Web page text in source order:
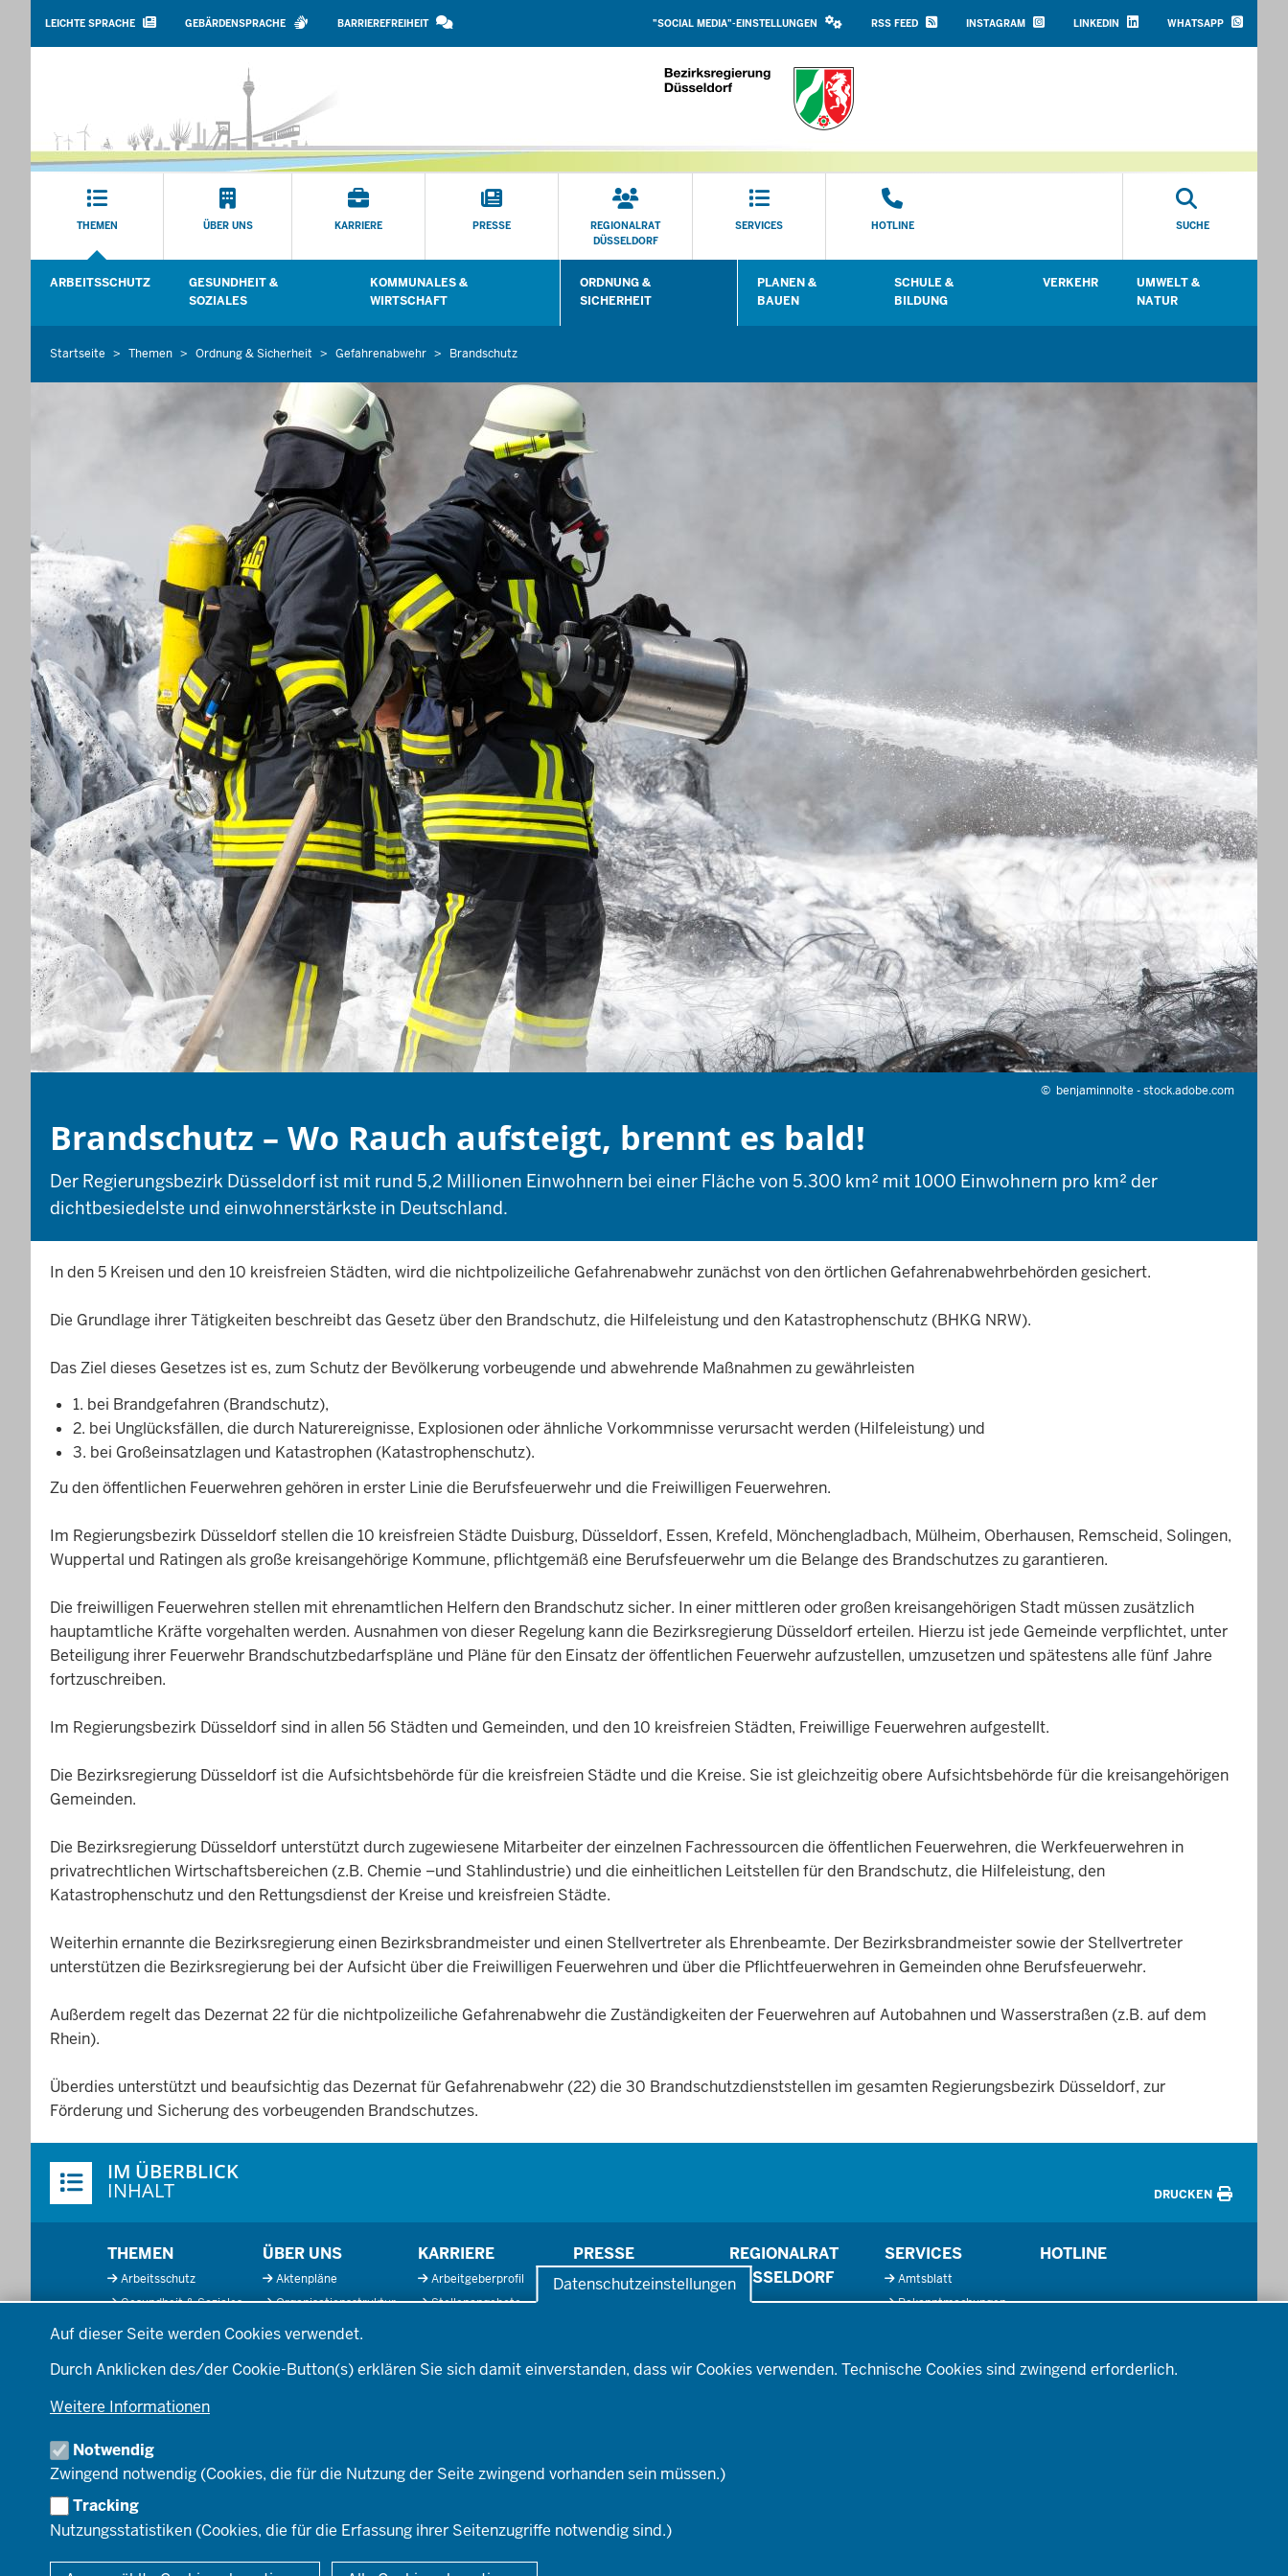
Datenschutzeinstellungen
Auf dieser Seite werden Cookies verwendet.
Durch Anklicken des/der Cookie-Button(s) erklären Sie sich damit einverstanden, dass wir Cookies verwenden. Technische Cookies sind zwingend erforderlich.
Weitere Informationen
Notwendig
Zwingend notwendig (Cookies, die für die Nutzung der Seite zwingend vorhanden sein müssen.)
Tracking
Nutzungsstatistiken (Cookies, die für die Erfassung ihrer Seitenzugriffe notwendig sind.)
Direkt zum Inhalt
SPRACHEN
LEICHTE SPRACHE GEBÄRDENSPRACHE BARRIEREFREIHEIT
MEDIA
"SOCIAL MEDIA"-EINSTELLUNGEN
TOPRSS FEED INSTAGRAM LINKEDIN WHATSAPP
Hauptmenü
THEMEN ÜBER UNS KARRIERE PRESSE
REGIONALRAT
DÜSSELDORF
SERVICES HOTLINE SUCHE
ARBEITSSCHUTZ
Untermenü öffnen
GESUNDHEIT &
SOZIALES
Untermenü öffnen
KOMMUNALES &
WIRTSCHAFT
Untermenü öffnen
ORDNUNG &
SICHERHEIT
Untermenü öffnen
PLANEN &
BAUEN
Untermenü öffnen
SCHULE &
BILDUNG
Untermenü öffnen
VERKEHR
Untermenü öffnen
UMWELT &
NATUR
Sie
befinden
Startseite Themen Ordnung & Sicherheit Gefahrenabwehr Brandschutz
© benjaminnolte - stock.adobe.com
Brandschutz – Wo Rauch aufsteigt, brennt es bald!
Der Regierungsbezirk Düsseldorf ist mit rund 5,2 Millionen Einwohnern bei einer Fläche von 5.300 km² mit 1000 Einwohnern pro km² der
dichtbesiedelste und einwohnerstärkste in Deutschland.
In den 5 Kreisen und den 10 kreisfreien Städten, wird die nichtpolizeiliche Gefahrenabwehr zunächst von den örtlichen Gefahrenabwehrbehörden gesichert.
Die Grundlage ihrer Tätigkeiten beschreibt das Gesetz über den Brandschutz, die Hilfeleistung und den Katastrophenschutz (BHKG NRW).
Das Ziel dieses Gesetzes ist es, zum Schutz der Bevölkerung vorbeugende und abwehrende Maßnahmen zu gewährleisten
1. bei Brandgefahren (Brandschutz),
2. bei Unglücksfällen, die durch Naturereignisse, Explosionen oder ähnliche Vorkommnisse verursacht werden (Hilfeleistung) und
3. bei Großeinsatzlagen und Katastrophen (Katastrophenschutz).
Zu den öffentlichen Feuerwehren gehören in erster Linie die Berufsfeuerwehr und die Freiwilligen Feuerwehren.
Im Regierungsbezirk Düsseldorf stellen die 10 kreisfreien Städte Duisburg, Düsseldorf, Essen, Krefeld, Mönchengladbach, Mülheim, Oberhausen, Remscheid, Solingen,
Wuppertal und Ratingen als große kreisangehörige Kommune, pflichtgemäß eine Berufsfeuerwehr um die Belange des Brandschutzes zu garantieren.
Die freiwilligen Feuerwehren stellen mit ehrenamtlichen Helfern den Brandschutz sicher. In einer mittleren oder großen kreisangehörigen Stadt müssen zusätzlich
hauptamtliche Kräfte vorgehalten werden. Ausnahmen von dieser Regelung kann die Bezirksregierung Düsseldorf erteilen. Hierzu ist jede Gemeinde verpflichtet, unter
Beteiligung ihrer Feuerwehr Brandschutzbedarfspläne und Pläne für den Einsatz der öffentlichen Feuerwehr aufzustellen, umzusetzen und spätestens alle fünf Jahre
fortzuschreiben.
Im Regierungsbezirk Düsseldorf sind in allen 56 Städten und Gemeinden, und den 10 kreisfreien Städten, Freiwillige Feuerwehren aufgestellt.
Die Bezirksregierung Düsseldorf ist die Aufsichtsbehörde für die kreisfreien Städte und die Kreise. Sie ist gleichzeitig obere Aufsichtsbehörde für die kreisangehörigen
Gemeinden.
Die Bezirksregierung Düsseldorf unterstützt durch zugewiesene Mitarbeiter der einzelnen Fachressourcen die öffentlichen Feuerwehren, die Werkfeuerwehren in
privatrechtlichen Wirtschaftsbereichen (z.B. Chemie –und Stahlindustrie) und die einheitlichen Leitstellen für den Brandschutz, die Hilfeleistung, den
Katastrophenschutz und den Rettungsdienst der Kreise und kreisfreien Städte.
Weiterhin ernannte die Bezirksregierung einen Bezirksbrandmeister und einen Stellvertreter als Ehrenbeamte. Der Bezirksbrandmeister sowie der Stellvertreter
unterstützen die Bezirksregierung bei der Aufsicht über die Freiwilligen Feuerwehren und über die Pflichtfeuerwehren in Gemeinden ohne Berufsfeuerwehr.
Außerdem regelt das Dezernat 22 für die nichtpolizeiliche Gefahrenabwehr die Zuständigkeiten der Feuerwehren auf Autobahnen und Wasserstraßen (z.B. auf dem
Rhein).
Überdies unterstützt und beaufsichtig das Dezernat für Gefahrenabwehr (22) die 30 Brandschutzdienststellen im gesamten Regierungsbezirk Düsseldorf, zur
Förderung und Sicherung des vorbeugenden Brandschutzes.
Inhalte
IM ÜBERBLICK
INHALT DRUCKEN
Fußzeile
THEMEN
Arbeitsschutz
Gesundheit & Soziales
Wirtschaft
Ordnung & Sicherheit
Schule & Bildung
Umwelt & Natur
ÜBER UNS
Aktenpläne
Organisationsstruktur
Behördenleitung
Einblicke
KARRIERE
Arbeitgeberprofil
Stellenangebote
Aufstiegsmöglichkeiten
PRESSE
Pressefotos
REGIONALRAT
DÜSSELDORF
SERVICES
Amtsblatt
Bekanntmachungen
Mediathek
HOTLINE